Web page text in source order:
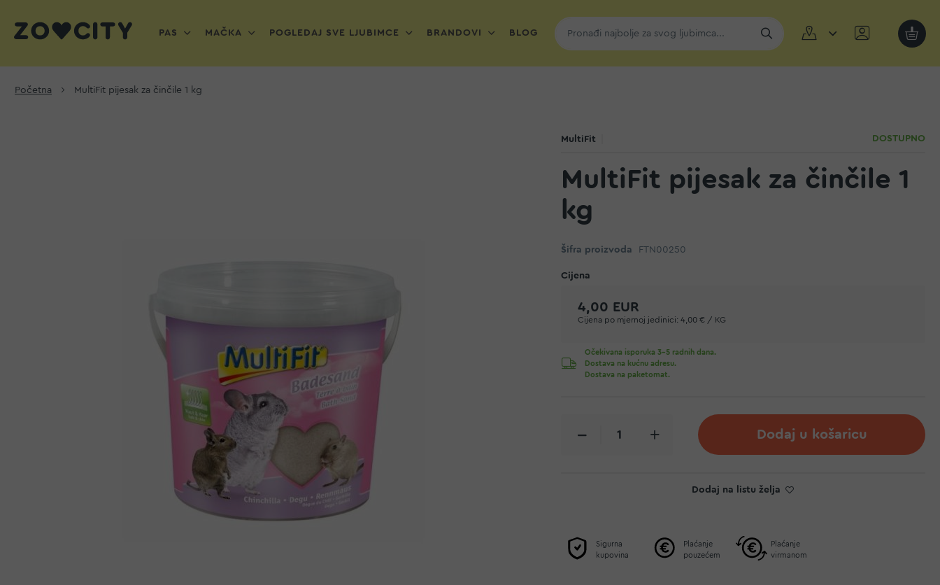
PAS MAČKA POGLEDAJ SVE LJUBIMCE BRANDOVI BLOG
Moja
Početna MultiFit pijesak za činčile 1 kg
MultiFit DOSTUPNO
MultiFit pijesak za činčile 1
kg
Šifra proizvoda FTN00250
4,00 EUR
Cijena po mjernoj jedinici: 4,00 € / KG
Očekivana isporuka 3-5 radnih dana.
Dostava na kućnu adresu.
Dostava na paketomat.
Dodaj u košaricu
Dodaj na listu želja
Sigurna
kupovina
Plaćanje
pouzećem
Plaćanje
virmanom